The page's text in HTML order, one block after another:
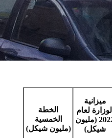
ميزانية
الوزارة لعام
2022 (مليون
شيكل)
الخطة
الخمسية
(مليون شيكل)